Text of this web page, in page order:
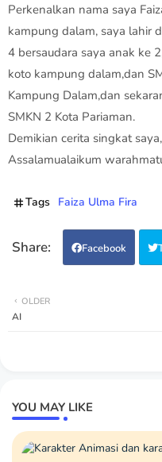
Perkenalkan nama saya
kampung dalam, saya lahir
4 bersaudara saya anak ke
koto kampung dalam,dan
Kampung Dalam,dan
SMKN 2 Kota Pariaman.
Demikian cerita singkat
Assalamualaikum
Tags Faiza Ulma Fira
Facebook
OLDER
AI
YOU MAY LIKE